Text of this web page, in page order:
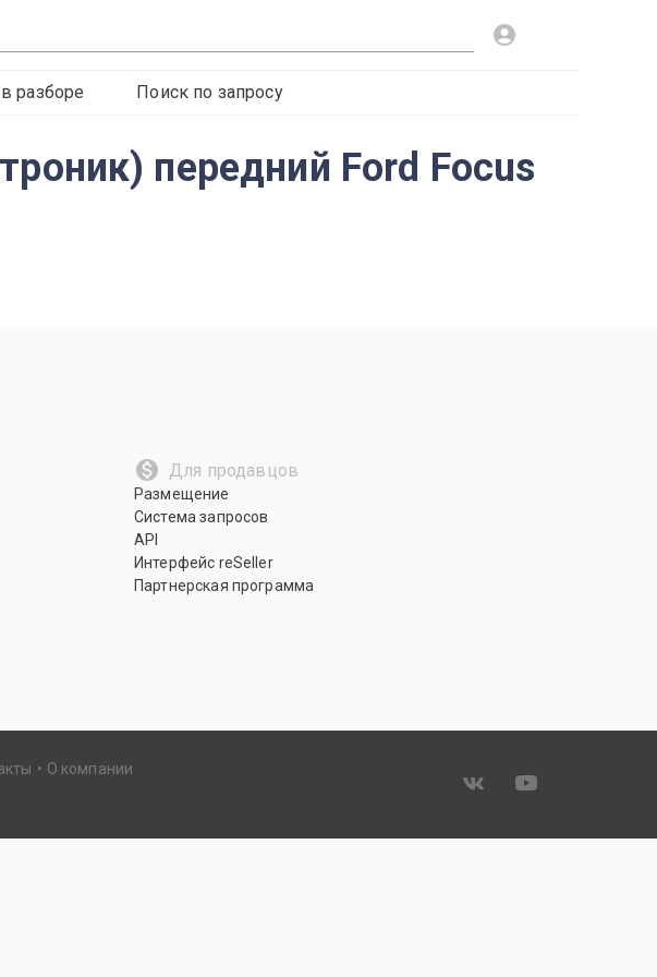
разборе Поиск по запросу
передний Ford Focus
Для продавцов
Размещение
Система запросов
API
Интерфейс reSeller
Партнерская программа
О компании